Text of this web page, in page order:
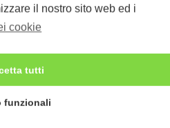
il nostro sito web ed i
cookie
tutti
funzionali
ATTUALITÀ